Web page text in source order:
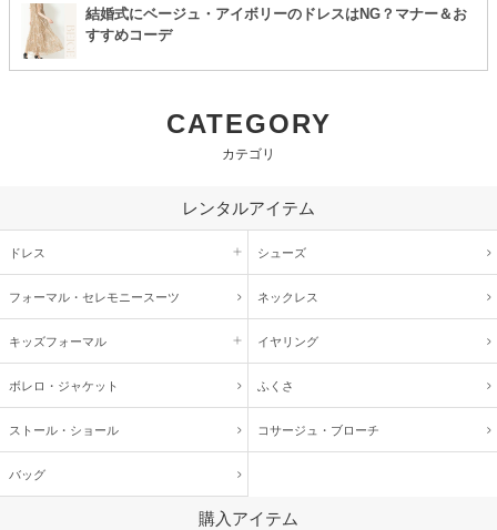
結婚式にベージュ・アイボリーのドレスはNG？マナー＆お
すすめコーデ
CATEGORY
カテゴリ
レンタルアイテム
ドレス シューズ
フォーマル・ セレモニースーツ ネックレス
キッズフォーマル イヤリング
ボレロ・ジャケット ふくさ
ストール・ショール コサージュ・ ブローチ
バッグ
購入アイテム